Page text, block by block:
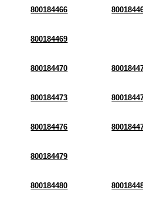
800184466
800184469
800184470
800184473
800184476
800184479
800184480